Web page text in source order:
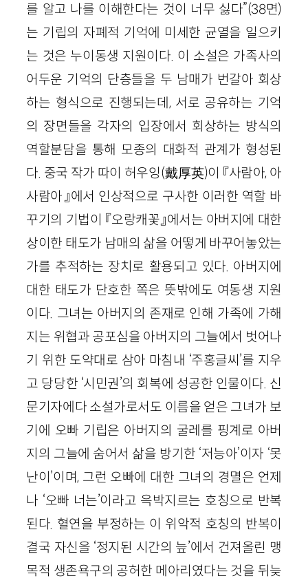
를 알고 나를 이해한다는 것이 너무 싫다”(38면)
는 기립의 자폐적 기억에 미세한 균열을 일으키
는 것은 누이동생 지원이다. 이 소설은 가족사의
어두운 기억의 단층들을 두 남매가 번갈아 회상
하는 형식으로 진행되는데, 서로 공유하는 기억
의 장면들을 각자의 입장에서 회상하는 방식의
역할분담을 통해 모종의 대화적 관계가 형성된
다. 중국 작가 따이 허우잉(戴厚英)이 『사람아, 아
사람아』에서 인상적으로 구사한 이러한 역할 바
꾸기의 기법이 『오랑캐꽃』에서는 아버지에 대한
상이한 태도가 남매의 삶을 어떻게 바꾸어놓았는
가를 추적하는 장치로 활용되고 있다. 아버지에
대한 태도가 단호한 쪽은 뜻밖에도 여동생 지원
이다. 그녀는 아버지의 존재로 인해 가족에 가해
지는 위협과 공포심을 아버지의 그늘에서 벗어나
기 위한 도약대로 삼아 마침내 ‘주홍글씨’를 지우
고 당당한 ‘시민권’의 회복에 성공한 인물이다. 신
문기자에다 소설가로서도 이름을 얻은 그녀가 보
기에 오빠 기립은 아버지의 굴레를 핑계로 아버
지의 그늘에 숨어서 삶을 방기한 ‘저능아’이자 ‘못
난이’이며, 그런 오빠에 대한 그녀의 경멸은 언제
나 ‘오빠 너는’이라고 윽박지르는 호칭으로 반복
된다. 혈연을 부정하는 이 위악적 호칭의 반복이
결국 자신을 ‘정지된 시간의 늪’에서 건져올린 맹
목적 생존욕구의 공허한 메아리였다는 것을 뒤늦